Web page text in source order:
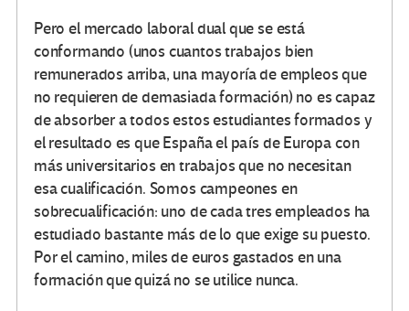
Pero el mercado laboral dual que se está
conformando (unos cuantos trabajos bien
remunerados arriba, una mayoría de empleos que
no requieren de demasiada formación) no es capaz
de absorber a todos estos estudiantes formados y
el resultado es que España el país de Europa con
más universitarios en trabajos que no necesitan
esa cualificación. Somos campeones en
sobrecualificación: uno de cada tres empleados ha
estudiado bastante más de lo que exige su puesto.
Por el camino, miles de euros gastados en una
formación que quizá no se utilice nunca.